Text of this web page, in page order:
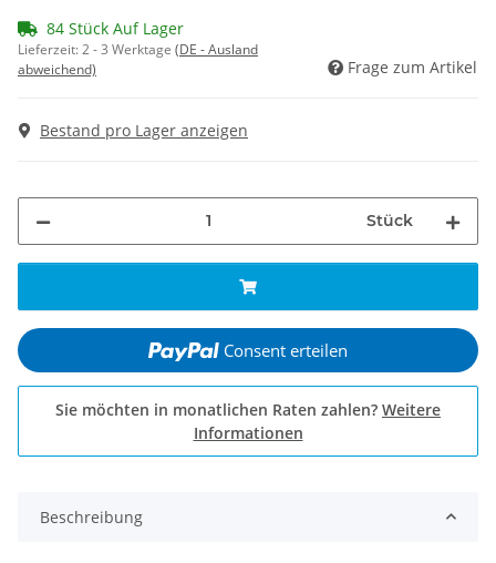
84 Stück Auf Lager
Lieferzeit:2 - 3 Werktage (DE - Ausland
abweichend)
Frage zum Artikel
Bestand pro Lager anzeigen
Stück
Consent erteilen
Sie möchten in monatlichen Raten zahlen? Weitere
Informationen
Beschreibung